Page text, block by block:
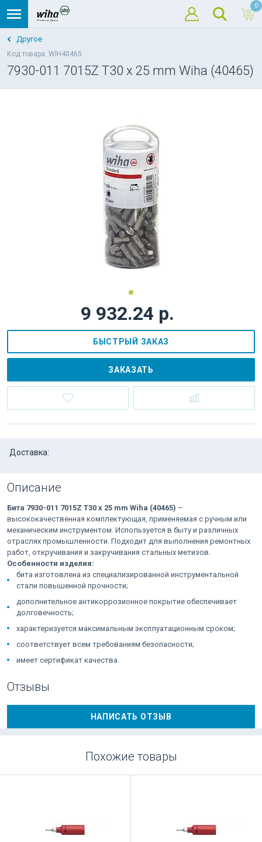
0
Другое
Код товара: WIH40465
7930-011 7015Z T30 x 25 mm Wiha (40465)
9 932.24 р.
БЫСТРЫЙ ЗАКАЗ
ЗАКАЗАТЬ
Доставка:
Описание
Бита 7930-011 7015Z T30 x 25 mm Wiha (40465) –
высококачественная комплектующая, применяемая с ручным или
механическим инструментом. Используется в быту и различных
отраслях промышленности. Подходит для выполнения ремонтных
работ, откручивания и закручивания стальных метизов.
Особенности изделия:
бита изготовлена из специализированной инструментальной
стали повышенной прочности;
дополнительное антикоррозионное покрытие обеспечивает
долговечность;
характеризуется максимальным эксплуатационным сроком;
соответствует всем требованиям безопасности;
имеет сертификат качества.
Отзывы
НАПИСАТЬ ОТЗЫВ
Похожие товары